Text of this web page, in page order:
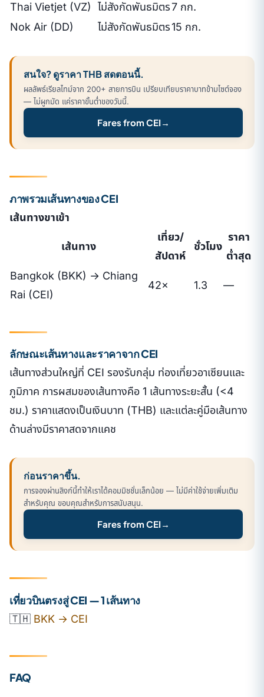
Thai Vietjet (VZ)
ไม่สังกัดพันธมิตร7 กก.
Nok Air (DD)
ไม่สังกัดพันธมิตร15 กก.
สนใจ? ดูราคา THB สดตอนนี้.
ผลลัพธ์เรียลไทม์จาก 200+ สายการบิน เปรียบเทียบราคาบาทข้ามไซต์จอง
— ไม่ผูกมัด แค่ราคาขั้นต่ำของวันนี้.
Fares from CEI→
ภาพรวมเส้นทางของ CEI
เส้นทางขาเข้า
เส้นทาง
เที่ยว/
สัปดาห์
ชั่วโมง
ราคา
ต่ำสุด
Bangkok (BKK) → Chiang
Rai (CEI)
42× 1.3 —
ลักษณะเส้นทางและราคาจาก CEI
เส้นทางส่วนใหญ่ที่ CEI รองรับกลุ่ม ท่องเที่ยวอาเซียนและ
ภูมิภาค การผสมของเส้นทางคือ 1 เส้นทางระยะสั้น (<4
ชม.) ราคาแสดงเป็นเงินบาท (THB) และแต่ละคู่มือเส้นทาง
ด้านล่างมีราคาสดจากแคช
ก่อนราคาขึ้น.
การจองผ่านลิงก์นี้ทำให้เราได้คอมมิชชั่นเล็กน้อย — ไม่มีค่าใช้จ่ายเพิ่มเติม
สำหรับคุณ ขอบคุณสำหรับการสนับสนุน.
Fares from CEI→
เที่ยวบินตรงสู่ CEI — 1 เส้นทาง
🇹🇭 BKK → CEI
FAQ